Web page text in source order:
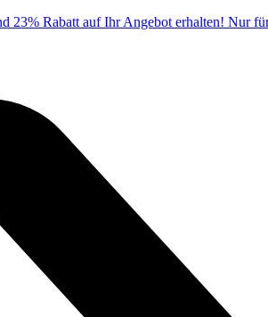
23% Rabatt auf Ihr Angebot erhalten! Nur